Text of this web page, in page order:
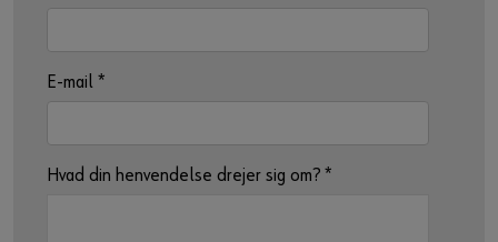
E-mail *
Hvad din henvendelse drejer sig om? *